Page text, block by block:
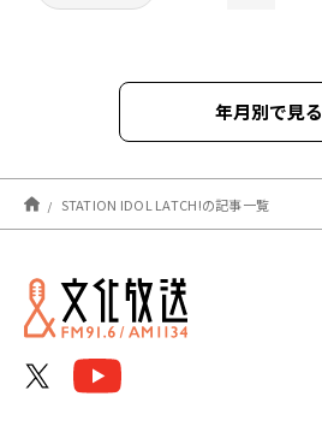
年月別で見る
2023年03月
2023年02月
2023年01月
STATION IDOL LATCH!の記事一覧